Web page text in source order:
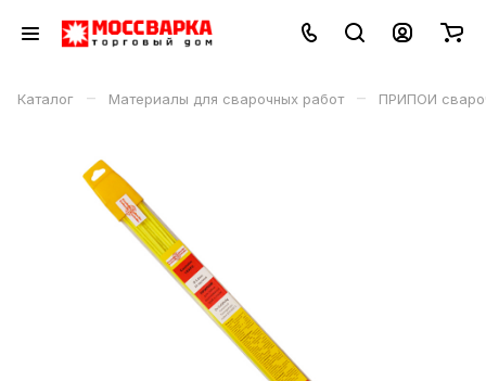
Каталог – Материалы для сварочных работ – ПРИПОИ